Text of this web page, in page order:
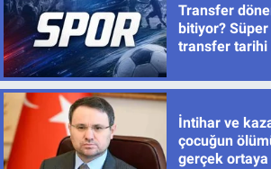
Transfer
bitiyor? Süper
transfer tarihi
İntihar ve
çocuğun
gerçek ortaya